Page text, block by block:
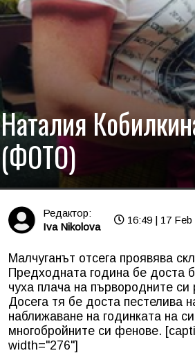
Наталия
(ФОТО)
Редактор:
Iva Nikolova
16:49 | 17 Feb
Малчуганът отсега проявява
Предходната година бе доста
чуха плача на първородните
Досега тя бе доста пестелива
наближаване на годинката на
многобройните си фенове.
width="276"]